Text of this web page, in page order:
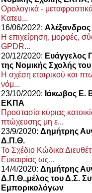
Ορολογικά -
Κατευ...
16/06/2022:
Η επιχείρηση, μορφές,
GPDR...
20/12/2020: Ευάγγελος
της Νομικής Σχολής
Η σχέση εταιρικού και
νόμ...
23/10/2020: Ιάκωβος Ε.
ΕΚΠΑ
Προστασία κύριας
πτώχευσης μη ε...
23/9/2020: Δημήτρης
Δ.Π.Θ.
Το Σχέδιο Κώδικα
Ευκαιρίας ως...
14/4/2020: Δημήτρης
Δ.Π.Θ.,μέλος του Δ.Σ.
Εμπορικολόγων